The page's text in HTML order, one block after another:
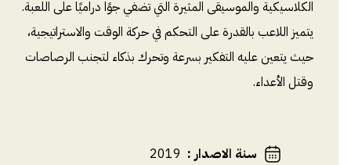
الكلاسيكية والموسيقى المثيرة التي تضفي جوًا دراميًا على اللعبة.
يتميز اللاعب بالقدرة على التحكم في حركة الوقت والاستراتيجية،
حيث يتعين عليه التفكير بسرعة وتحرك بذكاء لتجنب الرصاصات
وقتل الأعداء.
سنة الاصدار:
2019